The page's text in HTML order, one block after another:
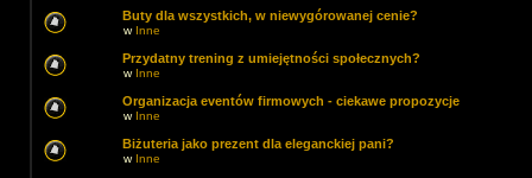
Buty dla wszystkich, w niewygórowanej cenie?
w Inne
Przydatny trening z umiejętności społecznych?
w Inne
Organizacja eventów firmowych - ciekawe propozycje
w Inne
Biżuteria jako prezent dla eleganckiej pani?
w Inne